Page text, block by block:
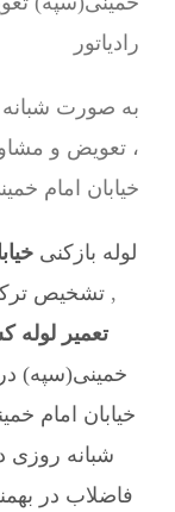
به صورت
، تعویض و
خیابان امام
لوله بازکنی
,تشخیص
تعمیر لوله
خمینی(سپه)
خیابان امام
شبانه روزی
فاضلاب در